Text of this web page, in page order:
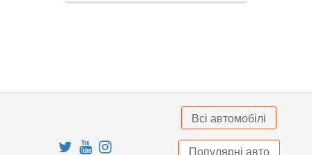
Всі автомобілі
Популярні авто